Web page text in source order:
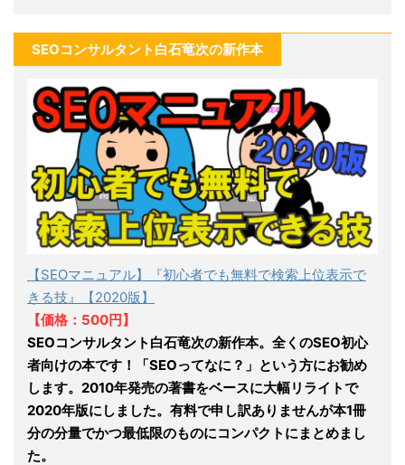
SEOコンサルタント白石竜次の新作本
【SEOマニュアル】『初心者でも無料で検索上位表示で
きる技』【2020版】
【価格：500円】
SEOコンサルタント白石竜次の新作本。全くのSEO初心
者向けの本です！「SEOってなに？」という方にお勧め
します。2010年発売の著書をベースに大幅リライトで
2020年版にしました。有料で申し訳ありませんが本1冊
分の分量でかつ最低限のものにコンパクトにまとめまし
た。